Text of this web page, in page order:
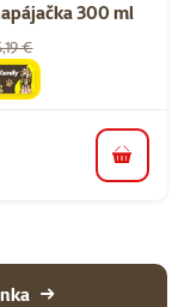
300 ml
€
do